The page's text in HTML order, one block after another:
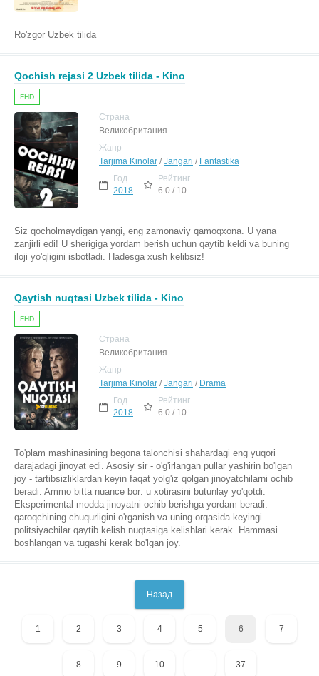
Ro'zgor Uzbek tilida
Qochish rejasi 2 Uzbek tilida - Kino
FHD
Страна
Великобритания
Жанр
Tarjima Kinolar /Jangari / Fantastika
Год
2018
Рейтинг
6.0 / 10
Siz qocholmaydigan yangi, eng zamonaviy qamoqxona. U yana
zanjirli edi! U sherigiga yordam berish uchun qaytib keldi va buning
iloji yo'qligini isbotladi. Hadesga xush kelibsiz!
Qaytish nuqtasi Uzbek tilida - Kino
FHD
Страна
Великобритания
Жанр
Tarjima Kinolar /Jangari / Drama
Год
2018
Рейтинг
6.0 / 10
To'plam mashinasining begona talonchisi shahardagi eng yuqori
darajadagi jinoyat edi. Asosiy sir - o'g'irlangan pullar yashirin bo'lgan
joy - tartibsizliklardan keyin faqat yolg'iz qolgan jinoyatchilarni ochib
beradi. Ammo bitta nuance bor: u xotirasini butunlay yo'qotdi.
Eksperimental modda jinoyatni ochib berishga yordam beradi:
qaroqchining chuqurligini o'rganish va uning orqasida keyingi
politsiyachilar qaytib kelish nuqtasiga kelishlari kerak. Hammasi
boshlangan va tugashi kerak bo'lgan joy.
Назад
1 2 3 4 5 6 7
8 9 10 ... 37